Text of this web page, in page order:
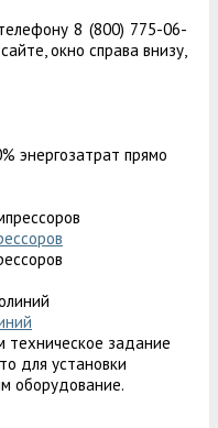
8 (800) 775-06-
окно справа внизу,
энергозатрат прямо
техническое задание
для установки
оборудование.